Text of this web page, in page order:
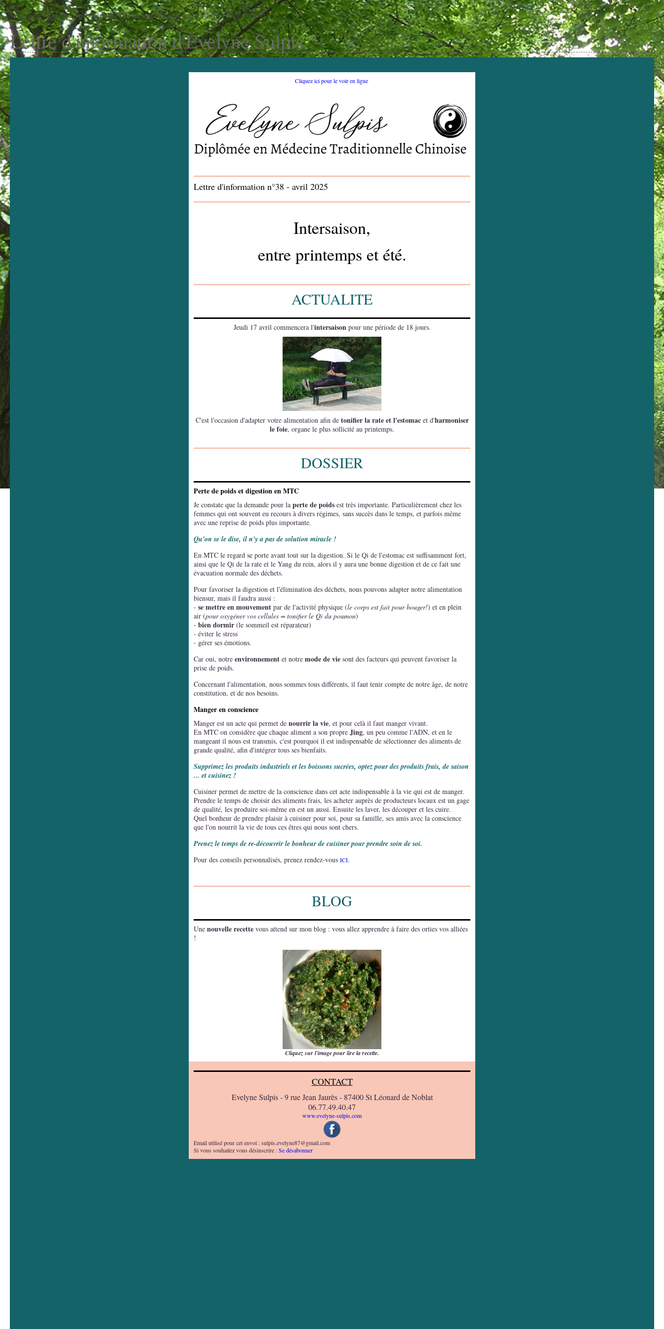
Vous n’êtes pas connecté. Certains éléments peuvent ne pas s’afficher correctement.
Lettre d'information d'Evelyne Sulpis